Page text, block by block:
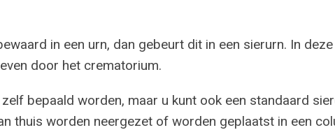
in een urn, dan gebeurt dit in een sierurn. In
door het crematorium.
bepaald worden, maar u kunt ook een standaard
thuis worden neergezet of worden geplaatst in een